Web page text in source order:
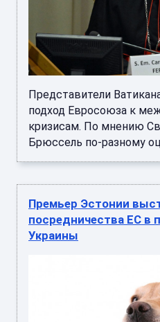
Представители
подход Евросоюза к
кризисам. По мнению
Брюссель по-разному
Премьер Эстонии
посредничества ЕС в
Украины